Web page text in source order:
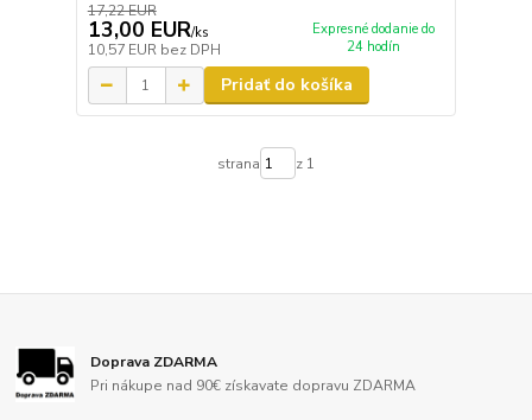
17,22 EUR
13,00 EUR/ks
10,57 EUR bez DPH
Expresné dodanie do
24 hodín
Pridať do košíka
strana z 1
Doprava ZDARMA
Pri nákupe nad 90€ získavate dopravu ZDARMA